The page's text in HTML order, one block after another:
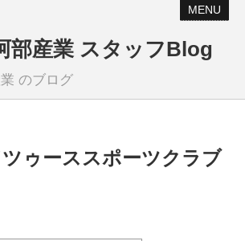
MENU
部産業 スタッフBlog
のブログ
ツゥーススポーツクラブ